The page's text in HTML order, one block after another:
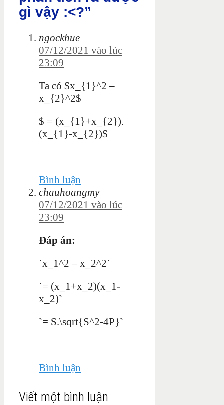
gì vậy :<?”
ngockhue
07/12/2021 vào lúc
23:09
Ta có $x_{1}^2 –
x_{2}^2$
$ = (x_{1}+x_{2}).
(x_{1}-x_{2})$
Bình luận
chauhoangmy
07/12/2021 vào lúc
23:09
Đáp án:
`x_1^2 – x_2^2`
`= (x_1+x_2)(x_1-
x_2)`
`= S.\sqrt{S^2-4P}`
Bình luận
Viết một bình luận